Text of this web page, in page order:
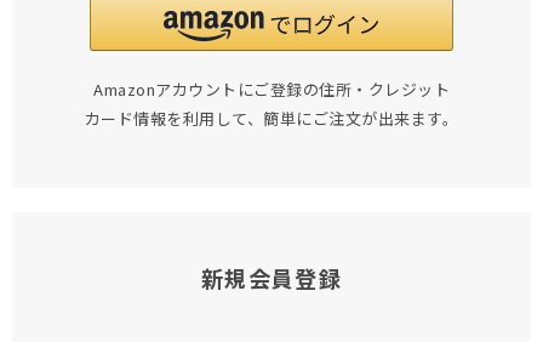
Amazonアカウントにご登録の住所・クレジット
カード情報を利用して、簡単にご注文が出来ます。
新規会員登録